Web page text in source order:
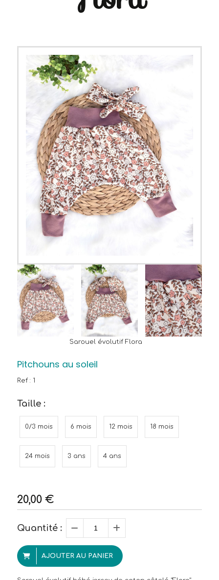
Sarouel évolutif Flora
Pitchouns au soleil
Ref : 1
Taille :
0/3 mois 6 mois 12 mois 18 mois
24 mois 3 ans 4 ans
20,00 €
Quantité :
AJOUTER AU PANIER